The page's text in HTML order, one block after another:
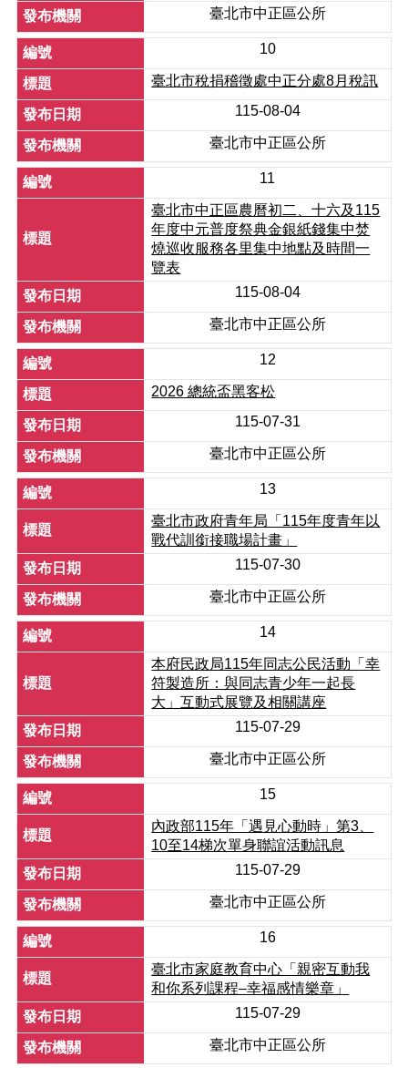
退
休
人
員
專
區
個
人
資
保
區
無
障
礙
專
區
電
子
公
告
欄
騷
擾
防
治
專
貪
指
引
專
區
網
站
導
覽
回
首
頁
English
臺
北
臺北市中正區公所
10
臺北市稅捐稽徵處中正分處8月稅訊
115-08-04
臺北市中正區公所
11
臺北市中正區農曆初二、十六及115
年度中元普度祭典金銀紙錢集中焚
燒巡收服務各里集中地點及時間一
覽表
115-08-04
臺北市中正區公所
12
2026 總統盃黑客松
115-07-31
臺北市中正區公所
13
臺北市政府青年局「115年度青年以
戰代訓銜接職場計畫」
115-07-30
臺北市中正區公所
14
本府民政局115年同志公民活動「幸
符製造所：與同志青少年一起長
大」互動式展覽及相關講座
115-07-29
臺北市中正區公所
15
內政部115年「遇見心動時」第3、
10至14梯次單身聯誼活動訊息
115-07-29
臺北市中正區公所
16
臺北市家庭教育中心「親密互動我
和你系列課程–幸福感情樂章」
115-07-29
臺北市中正區公所